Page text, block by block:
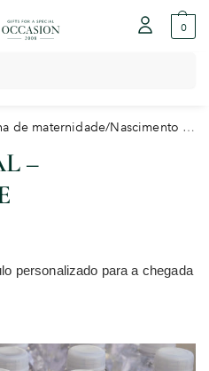
0
de maternidade/Nascimento
–
personalizado para a chegada